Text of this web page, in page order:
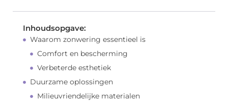
Inhoudsopgave:
Waarom zonwering essentieel is
Comfort en bescherming
Verbeterde esthetiek
Duurzame oplossingen
Milieuvriendelijke materialen